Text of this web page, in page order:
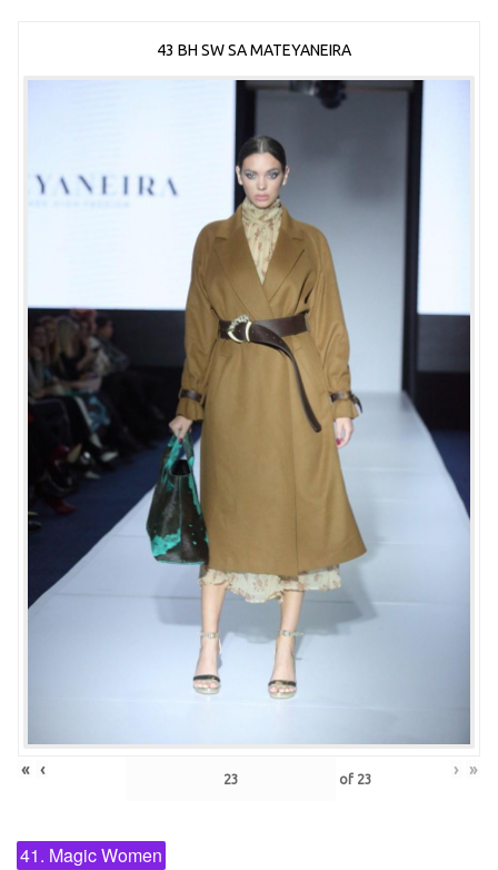
43 BH SW SA MATEYANEIRA
« ‹ of 23 › »
41. Magic Women